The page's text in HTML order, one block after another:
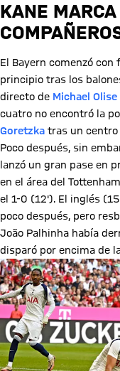
KANE
El Bayern comenzó
principio tras los
directo de Michael Olise
cuatro no encontró la
Goretzka tras un centro
Poco después, sin
lanzó un gran pase en
en el área del
el 1-0 (12'). El inglés
poco después, pero
João Palhinha había
disparó por encima de